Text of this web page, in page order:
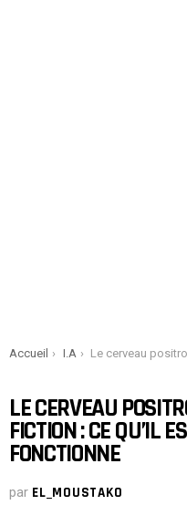
You are here:
Accueil I.A Le cerveau positronique et la science-fiction : ce qu’il est et comment il fonctionne
LE CERVEAU
FICTION : CE QU’IL
FONCTIONNE
par EL_MOUSTAKO